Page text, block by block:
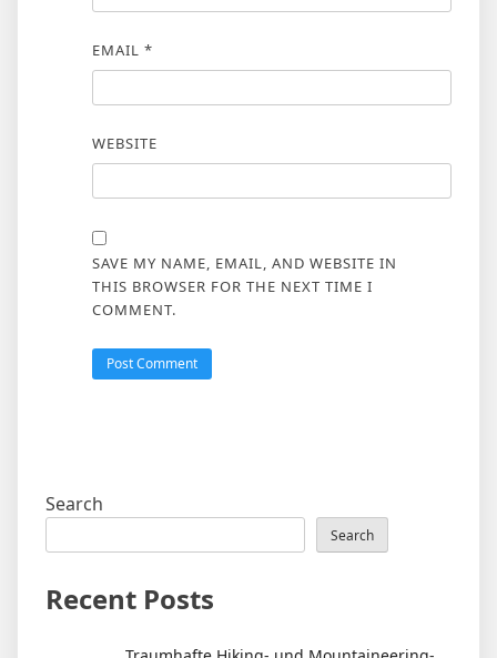
EMAIL *
WEBSITE
SAVE MY NAME, EMAIL, AND WEBSITE IN
THIS BROWSER FOR THE NEXT TIME I
COMMENT.
Search
Search
Recent Posts